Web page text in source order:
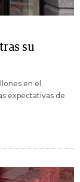
su
en el
expectativas de